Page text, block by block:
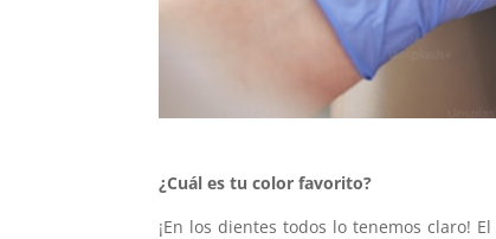
¿Cuál es tu color favorito?
¡En los dientes todos lo tenemos claro!